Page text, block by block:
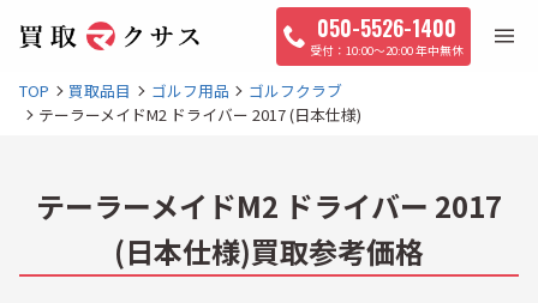
050-5526-1400
10:00〜20:00 年中無休
TOP 買取品目 ゴルフ用品
ゴルフクラブ
テーラーメイドM2 ドライバー 2017 (日本仕様)
テーラーメイドM2 ドライバー 2017
(日本仕様)買取参考価格